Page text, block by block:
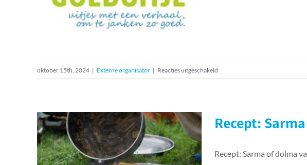
oktober 15th, 2024 | Externe organisator | Reacties uitgeschakeld
Recept:
Recept: Sarma of dolma